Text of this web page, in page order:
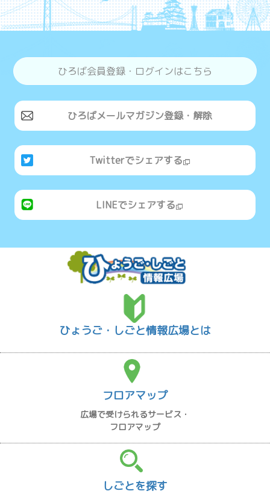
ひろば会員登録・ログインはこちら
ひろばメールマガジン登録・解除
Twitterでシェアする
LINEでシェアする
ひょうご・しごと情報広場とは
フロアマップ
広場で受けられるサービス・
フロアマップ
しごとを探す